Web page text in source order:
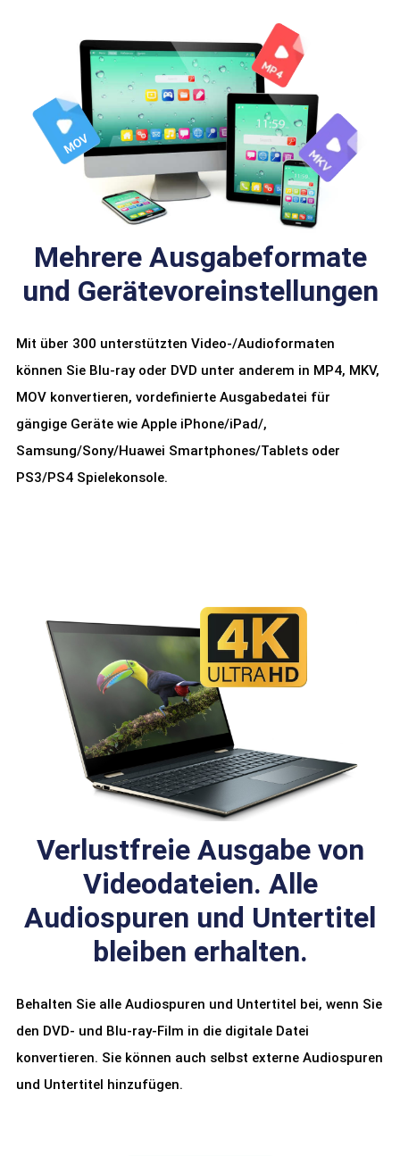
Mehrere Ausgabeformate
und Gerätevoreinstellungen
Mit über 300 unterstützten Video-/Audioformaten
können Sie Blu-ray oder DVD unter anderem in MP4, MKV,
MOV konvertieren, vordefinierte Ausgabedatei für
gängige Geräte wie Apple iPhone/iPad/,
Samsung/Sony/Huawei Smartphones/Tablets oder
PS3/PS4 Spielekonsole.
Verlustfreie Ausgabe von
Videodateien. Alle
Audiospuren und Untertitel
bleiben erhalten.
Behalten Sie alle Audiospuren und Untertitel bei, wenn Sie
den DVD- und Blu-ray-Film in die digitale Datei
konvertieren. Sie können auch selbst externe Audiospuren
und Untertitel hinzufügen.